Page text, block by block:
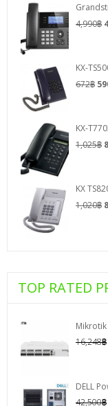
4,990฿
KX-
672฿
KX-
1,025฿
KX
1,020฿
TOP RATED
Mikrotik
16,248฿
DELL
42,500฿